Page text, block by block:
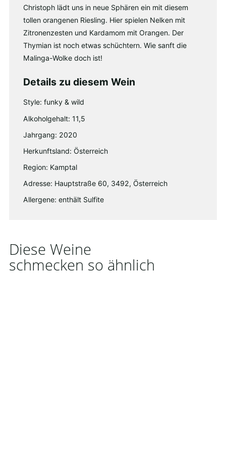
Christoph lädt uns in neue Sphären ein mit diesem
tollen orangenen Riesling. Hier spielen Nelken mit
Zitronenzesten und Kardamom mit Orangen. Der
Thymian ist noch etwas schüchtern. Wie sanft die
Malinga-Wolke doch ist!
Details zu diesem Wein
Style: funky & wild
Alkoholgehalt: 11,5
Jahrgang: 2020
Herkunftsland: Österreich
Region: Kamptal
Adresse: Hauptstraße 60, 3492, Österreich
Allergene: enthält Sulfite
Diese Weine
schmecken so ähnlich